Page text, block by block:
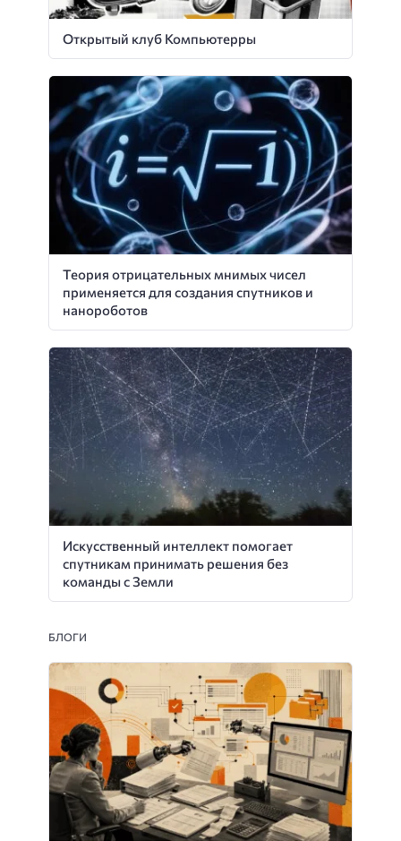
Открытый клуб Компьютерры
Теория отрицательных мнимых чисел
применяется для создания спутников и
нанороботов
Искусственный интеллект помогает
спутникам принимать решения без
команды с Земли
БЛОГИ